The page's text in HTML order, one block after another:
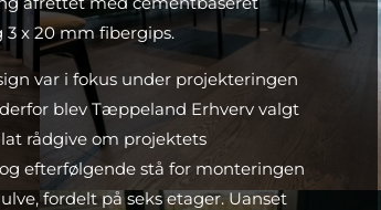
x 20 mm fibergips.
var i fokus under projekteringen
blev Tæppeland Erhverv valgt
rådgive om projektets
efterfølgende stå for monteringen
fordelt på seks etager. Uanset